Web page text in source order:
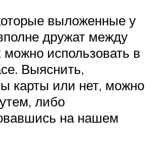
выложенные у
дружат между
можно использовать в
Выяснить,
карты или нет, можно
либо
на нашем